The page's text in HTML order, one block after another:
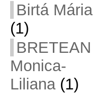
Birtá Mária
(1)
BRETEAN
Monica-
Liliana(1)